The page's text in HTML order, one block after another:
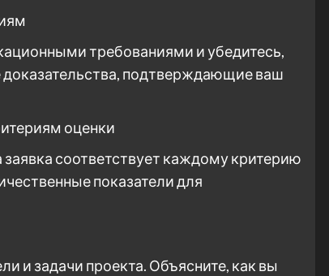
требованиями и убедитесь,
доказательства, подтверждающие ваш
оценки
соответствует каждому критерию
показатели для
и задачи проекта. Объясните, как вы